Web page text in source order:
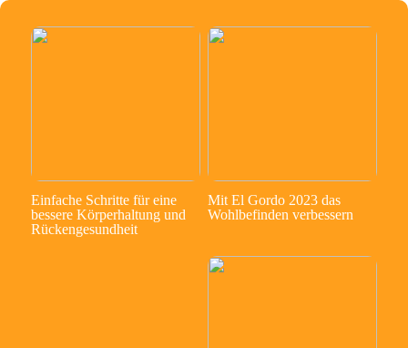
Einfache Schritte für eine
bessere Körperhaltung und
Rückengesundheit
Mit El Gordo 2023 das
Wohlbefinden verbessern